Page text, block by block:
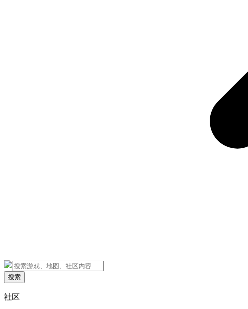
搜索
社区